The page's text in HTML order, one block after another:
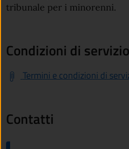
tribunale per i minorenni.
Condizioni di servizio
Termini e condizioni di
Contatti